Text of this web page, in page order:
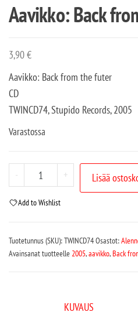
Aavikko: Back
3,90€
Aavikko: Back from the futer
CD
TWINCD74, Stupido Records, 2005
Varastossa
- + Lisää
Add to Wishlist
Tuotetunnus (SKU):TWINCD74Osastot:
Avainsanat tuotteelle2005,aavikko,Back
KUVAUS